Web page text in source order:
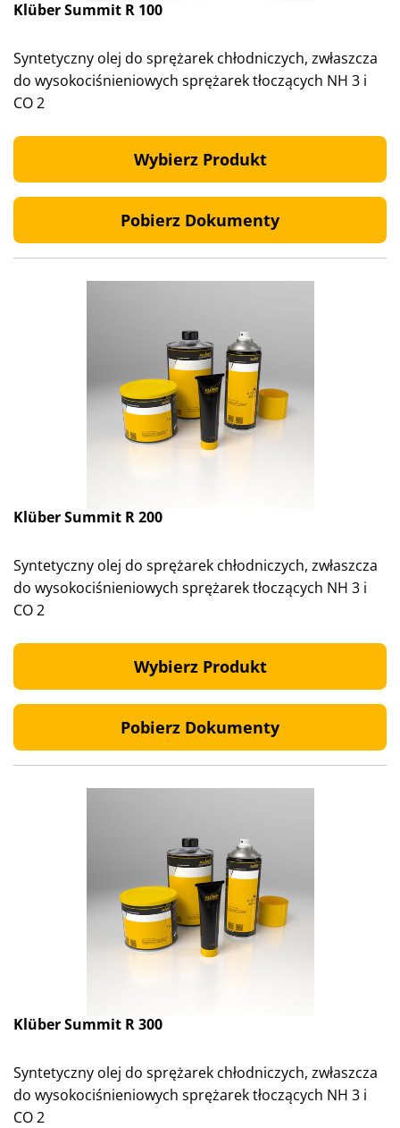
Klüber Summit R 100
Syntetyczny olej do sprężarek chłodniczych, zwłaszcza
do wysokociśnieniowych sprężarek tłoczących NH 3 i
CO 2
Wybierz Produkt
Pobierz Dokumenty
Klüber Summit R 200
Syntetyczny olej do sprężarek chłodniczych, zwłaszcza
do wysokociśnieniowych sprężarek tłoczących NH 3 i
CO 2
Wybierz Produkt
Pobierz Dokumenty
Klüber Summit R 300
Syntetyczny olej do sprężarek chłodniczych, zwłaszcza
do wysokociśnieniowych sprężarek tłoczących NH 3 i
CO 2